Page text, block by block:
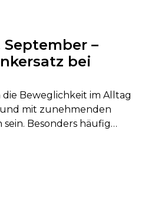
–
bei
Beweglichkeit im Alltag
mit zunehmenden
Besonders häufig